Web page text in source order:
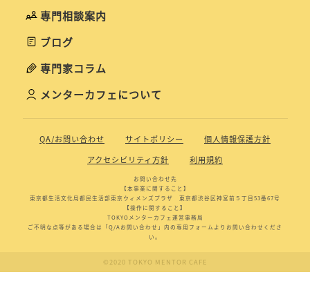
専門相談案内
ブログ
専門家コラム
メンターカフェについて
QA/お問い合わせ サイトポリシー
個人情報保護方針
アクセシビリティ方針
利用規約
お問い合わせ先
【本事業に関すること】
東京都生活文化局都民生活部東京ウィメンズプラザ 東京都渋谷区神宮前５丁目53番67号
【操作に関すること】
TOKYOメンターカフェ運営事務局
ご不明な点等がある場合は「Q/Aお問い合わせ」内の専用フォームよりお問い合わせくださ
い。
©2020 TOKYO MENTOR CAFE